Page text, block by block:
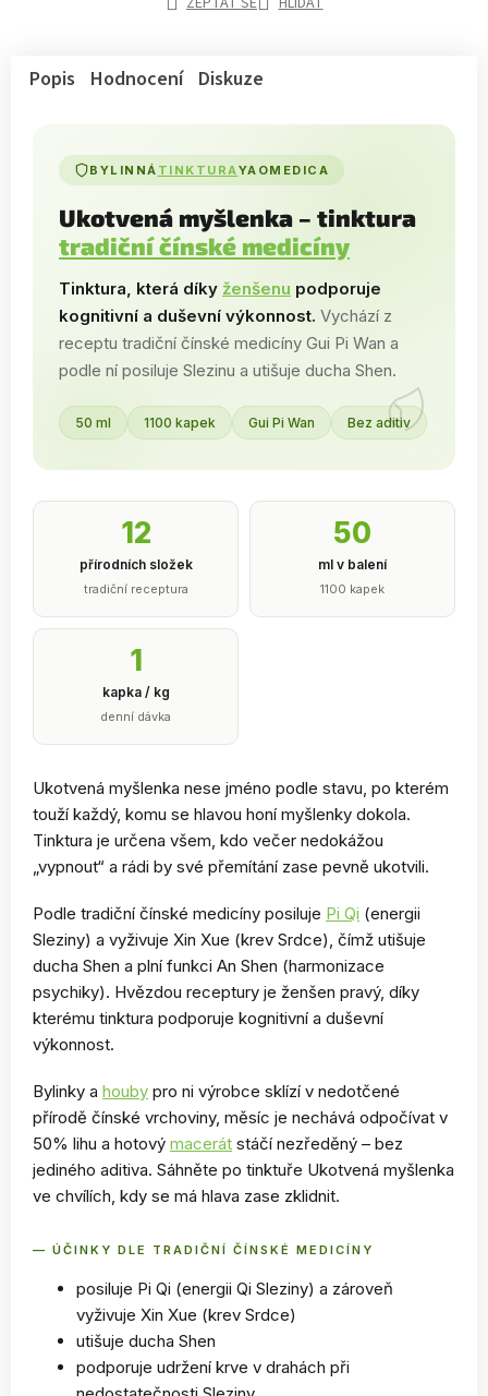
Popis Hodnocení Diskuze
BYLINNÁ TINKTURAYAOMEDICA
Ukotvená myšlenka – tinktura
tradiční čínské medicíny
Tinktura, která díky ženšenu podporuje
kognitivní a duševní výkonnost. Vychází z
receptu tradiční čínské medicíny Gui Pi Wan a
podle ní posiluje Slezinu a utišuje ducha Shen.
50 ml 1100 kapek Gui Pi Wan Bez aditiv
12
přírodních složek
tradiční receptura
50
ml v balení
1100 kapek
1
kapka / kg
denní dávka
Ukotvená myšlenka nese jméno podle stavu, po kterém
touží každý, komu se hlavou honí myšlenky dokola.
Tinktura je určena všem, kdo večer nedokážou
„vypnout“ a rádi by své přemítání zase pevně ukotvili.
Podle tradiční čínské medicíny posiluje Pi Qi (energii
Sleziny) a vyživuje Xin Xue (krev Srdce), čímž utišuje
ducha Shen a plní funkci An Shen (harmonizace
psychiky). Hvězdou receptury je ženšen pravý, díky
kterému tinktura podporuje kognitivní a duševní
výkonnost.
Bylinky a houby pro ni výrobce sklízí v nedotčené
přírodě čínské vrchoviny, měsíc je nechává odpočívat v
50% lihu a hotový macerát stáčí nezředěný – bez
jediného aditiva. Sáhněte po tinktuře Ukotvená myšlenka
ve chvílích, kdy se má hlava zase zklidnit.
— ÚČINKY DLE TRADIČNÍ ČÍNSKÉ MEDICÍNY
posiluje Pi Qi (energii Qi Sleziny) a zároveň
vyživuje Xin Xue (krev Srdce)
utišuje ducha Shen
podporuje udržení krve v drahách při